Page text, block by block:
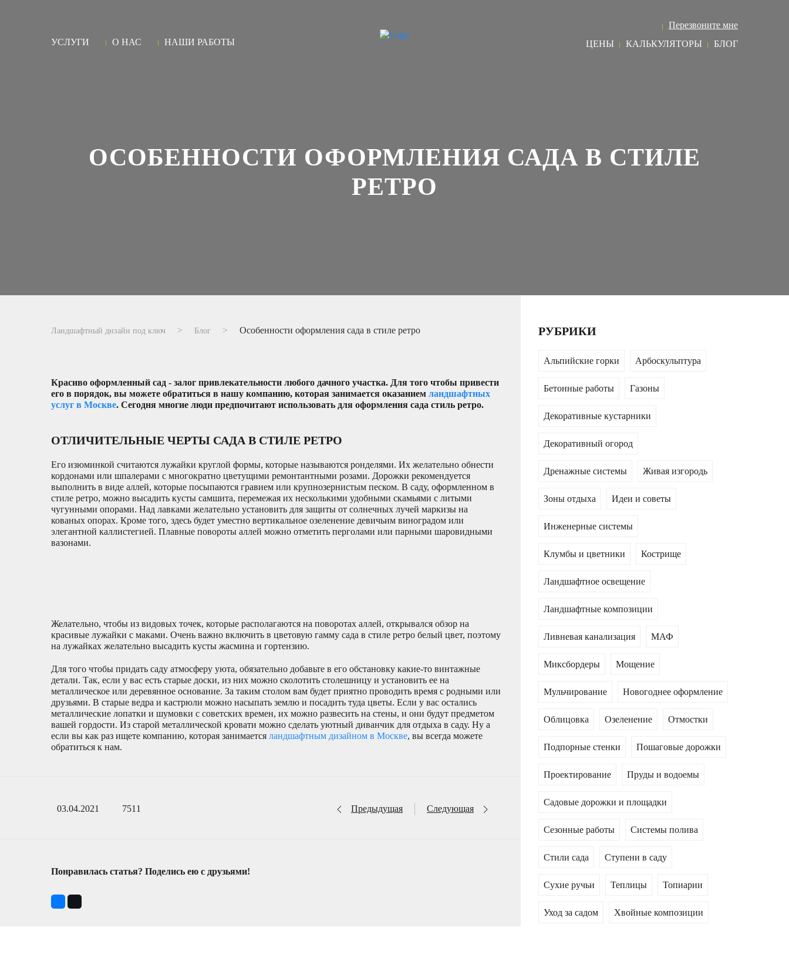
УСЛУГИ О НАС НАШИ РАБОТЫ
Перезвоните мне
ЦЕНЫ
КАЛЬКУЛЯТОРЫ БЛОГ
ОСОБЕННОСТИ ОФОРМЛЕНИЯ САДА В СТИЛЕ
РЕТРО
Ландшафтный дизайн под ключ Блог Особенности оформления сада в стиле ретро
Красиво оформленный сад - залог привлекательности любого дачного участка. Для того чтобы привести
его в порядок, вы можете обратиться в нашу компанию, которая занимается оказанием ландшафтных
услуг в Москве. Сегодня многие люди предпочитают использовать для оформления сада стиль ретро.
ОТЛИЧИТЕЛЬНЫЕ ЧЕРТЫ САДА В СТИЛЕ РЕТРО
Его изюминкой считаются лужайки круглой формы, которые называются ронделями. Их желательно обнести
кордонами или шпалерами с многократно цветущими ремонтантными розами. Дорожки рекомендуется
выполнить в виде аллей, которые посыпаются гравием или крупнозернистым песком. В саду, оформленном в
стиле ретро, можно высадить кусты самшита, перемежая их несколькими удобными скамьями с литыми
чугунными опорами. Над лавками желательно установить для защиты от солнечных лучей маркизы на
кованых опорах. Кроме того, здесь будет уместно вертикальное озеленение девичьим виноградом или
элегантной каллистегией. Плавные повороты аллей можно отметить перголами или парными шаровидными
вазонами.
Желательно, чтобы из видовых точек, которые располагаются на поворотах аллей, открывался обзор на
красивые лужайки с маками. Очень важно включить в цветовую гамму сада в стиле ретро белый цвет, поэтому
на лужайках желательно высадить кусты жасмина и гортензию.
Для того чтобы придать саду атмосферу уюта, обязательно добавьте в его обстановку какие-то винтажные
детали. Так, если у вас есть старые доски, из них можно сколотить столешницу и установить ее на
металлическое или деревянное основание. За таким столом вам будет приятно проводить время с родными или
друзьями. В старые ведра и кастрюли можно насыпать землю и посадить туда цветы. Если у вас остались
металлические лопатки и шумовки с советских времен, их можно развесить на стены, и они будут предметом
вашей гордости. Из старой металлической кровати можно сделать уютный диванчик для отдыха в саду. Ну а
если вы как раз ищете компанию, которая занимается ландшафтным дизайном в Москве, вы всегда можете
обратиться к нам.
03.04.2021 7511 Предыдущая Следующая
Понравилась статья? Поделись ею с друзьями!
РУБРИКИ
Альпийские горки Арбоскульптура
Бетонные работы Газоны
Декоративные кустарники
Декоративный огород
Дренажные системы Живая изгородь
Зоны отдыха Идеи и советы
Инженерные системы
Клумбы и цветники Кострище
Ландшафтное освещение
Ландшафтные композиции
Ливневая канализация МАФ
Миксбордеры Мощение
Мульчирование Новогоднее оформление
Облицовка Озеленение Отмостки
Подпорные стенки Пошаговые дорожки
Проектирование Пруды и водоемы
Садовые дорожки и площадки
Сезонные работы Системы полива
Стили сада Ступени в саду
Сухие ручьи Теплицы Топиарии
Уход за садом Хвойные композиции